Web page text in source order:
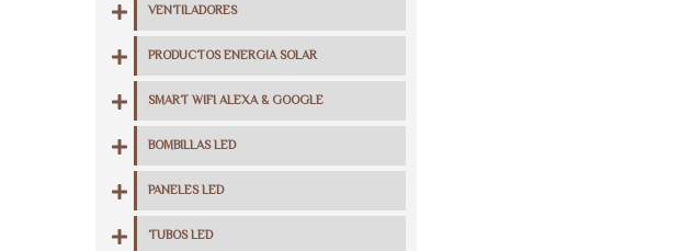
VENTILADORES
PRODUCTOS ENERGIA SOLAR
SMART WIFI ALEXA & GOOGLE
BOMBILLAS LED
PANELES LED
TUBOS LED